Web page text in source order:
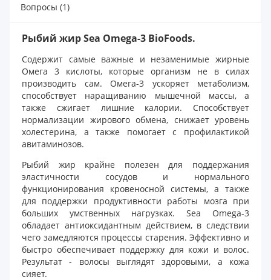
Вопросы (1)
Рыбий жир Sea Omega-3 BioFoods.
Содержит самые важные и незаменимые жирные
Омега 3 кислоты, которые организм не в силах
производить сам. Омега-3 ускоряет метаболизм,
способствует наращиванию мышечной массы, а
также сжигает лишние калории. Способствует
нормализации жирового обмена, снижает уровень
холестерина, а также помогает с профилактикой
авитаминозов.
Рыбий жир крайне полезен для поддержания
эластичности сосудов и нормального
функционирования кровеносной системы, а также
для поддержки продуктивности работы мозга при
больших умственных нагрузках. Sea Omega-3
обладает антиоксидантным действием, в следствии
чего замедляются процессы старения. Эффективно и
быстро обеспечивает поддержку для кожи и волос.
Результат - волосы выглядят здоровыми, а кожа
сияет.